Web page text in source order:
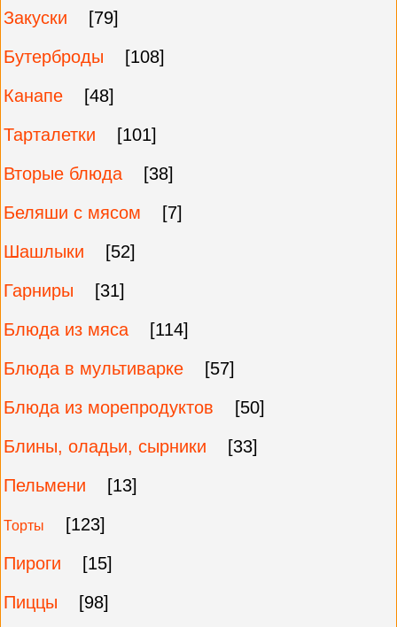
Закуски
[79]
Бутерброды
[108]
Канапе
[48]
Тарталетки
[101]
Вторые блюда
[38]
Беляши с мясом
[7]
Шашлыки
[52]
Гарниры
[31]
Блюда из мяса
[114]
Блюда в мультиварке
[57]
Блюда из морепродуктов
[50]
Блины, оладьи, сырники
[33]
Пельмени
[13]
Торты
[123]
Пироги
[15]
Пиццы
[98]